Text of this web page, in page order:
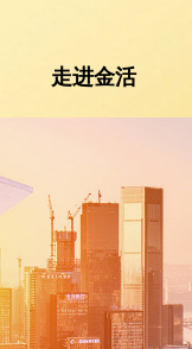
走进金活